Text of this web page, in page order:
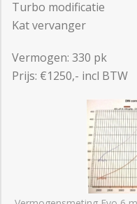
Turbo modificatie
Kat vervanger
Vermogen: 330 pk
Prijs: €1250,- incl BTW